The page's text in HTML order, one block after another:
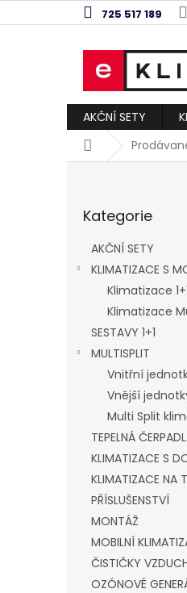
na
725 517 189
AKČNÍ SETY
Domů
kategorie
Kategorie
AKČNÍ SETY
KLIMATIZACE S
Klimatizace
Klimatizace
SESTAVY 1+1
MULTISPLIT
Vnitřní
Vnější
Multi Split
TEPELNÁ
KLIMATIZACE S
KLIMATIZACE NA
PŘÍSLUŠENSTVÍ
MONTÁŽ
MOBILNÍ
ČISTIČKY
OZÓNOVÉ